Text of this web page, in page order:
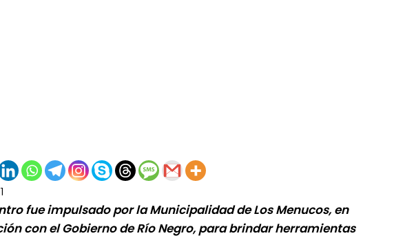
fue impulsado por la Municipalidad de Los Menucos, en
con el Gobierno de Río Negro, para brindar herramientas